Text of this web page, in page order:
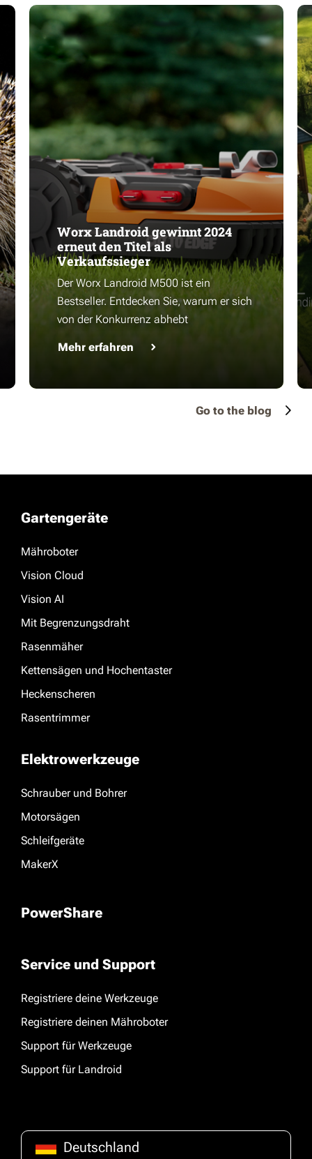
Worx Landroid gewinnt 2024
erneut den Titel als
Verkaufssieger
Der Worx Landroid M500 ist ein
Bestseller. Entdecken Sie, warum er sich
von der Konkurrenz abhebt
Mehr erfahren
Go to the blog
Gartengeräte
Mähroboter
Vision Cloud
Vision AI
Mit Begrenzungsdraht
Rasenmäher
Kettensägen und Hochentaster
Heckenscheren
Rasentrimmer
Elektrowerkzeuge
Schrauber und Bohrer
Motorsägen
Schleifgeräte
MakerX
PowerShare
Service und Support
Registriere deine Werkzeuge
Registriere deinen Mähroboter
Support für Werkzeuge
Support für Landroid
Deutschland